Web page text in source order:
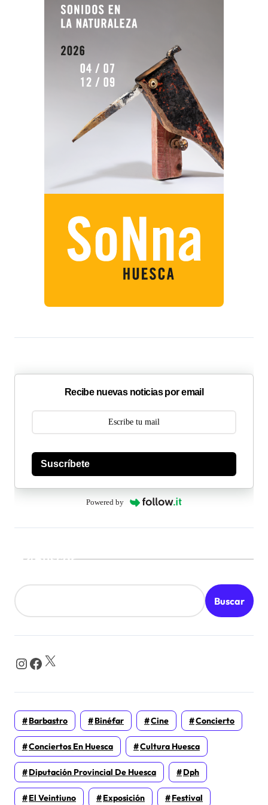
Recibe nuevas noticias por email
Suscríbete
Powered by
Buscar
Buscar
InstagramFacebook X
Barbastro Binéfar Cine Concierto
Conciertos En Huesca Cultura Huesca
Diputación Provincial De Huesca Dph
El Veintiuno Exposición Festival